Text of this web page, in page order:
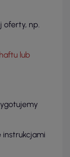
oferty, np.
lub
instrukcjami